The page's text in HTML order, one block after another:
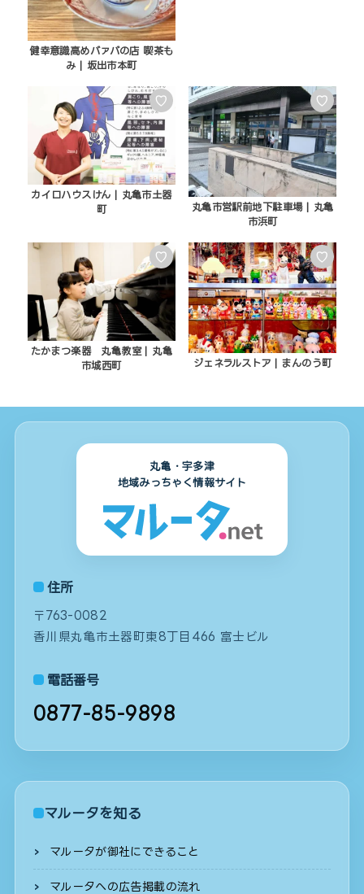
健幸意識高めバァバの店 喫茶も
み | 坂出市本町
♡
カイロハウスけん | 丸亀市土器
町
♡
丸亀市営駅前地下駐車場 | 丸亀
市浜町
♡
たかまつ楽器 丸亀教室 | 丸亀
市城西町
♡
ジェネラルストア | まんのう町
丸亀・宇多津
地域みっちゃく情報サイト
住所
〒763-0082
香川県丸亀市土器町東8丁目466 富士ビル
電話番号
0877-85-9898
マルータを知る
マルータが御社にできること
マルータへの広告掲載の流れ